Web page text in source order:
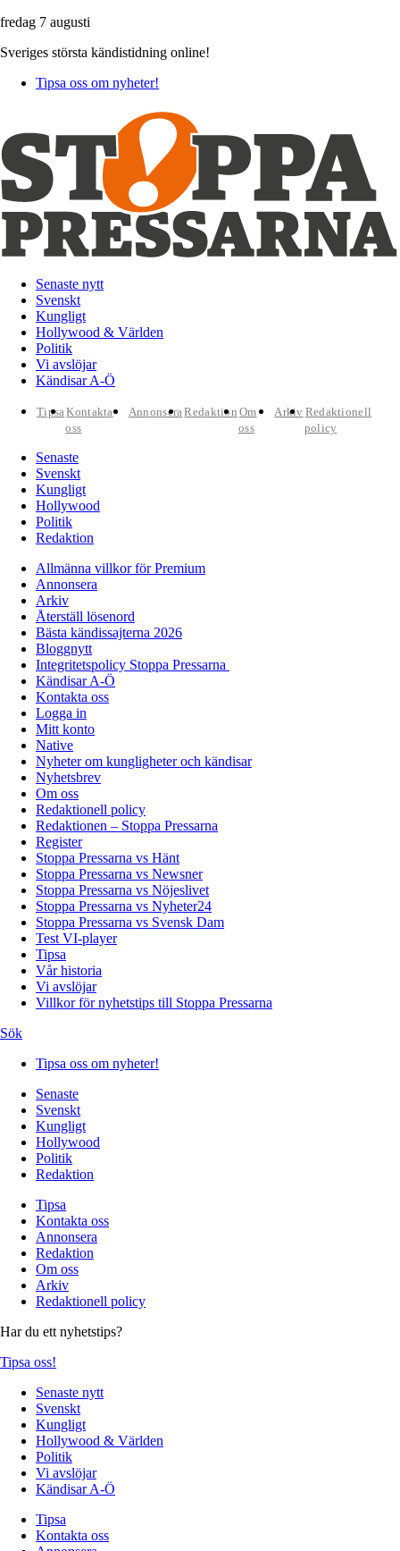
fredag 7 augusti
Sveriges största kändistidning online!
Tipsa oss om nyheter!
Senaste nytt
Svenskt
Kungligt
Hollywood & Världen
Politik
Vi avslöjar
Kändisar A-Ö
TipsaKontakta
oss
AnnonseraRedaktion Om
oss
Arkiv Redaktionell
policy
Senaste
Svenskt
Kungligt
Hollywood
Politik
Redaktion
Allmänna villkor för Premium
Annonsera
Arkiv
Återställ lösenord
Bästa kändissajterna 2026
Bloggnytt
Integritetspolicy Stoppa Pressarna
Kändisar A-Ö
Kontakta oss
Logga in
Mitt konto
Native
Nyheter om kungligheter och kändisar
Nyhetsbrev
Om oss
Redaktionell policy
Redaktionen – Stoppa Pressarna
Register
Stoppa Pressarna vs Hänt
Stoppa Pressarna vs Newsner
Stoppa Pressarna vs Nöjeslivet
Stoppa Pressarna vs Nyheter24
Stoppa Pressarna vs Svensk Dam
Test VI-player
Tipsa
Vår historia
Vi avslöjar
Villkor för nyhetstips till Stoppa Pressarna
Sök
Tipsa oss om nyheter!
Senaste
Svenskt
Kungligt
Hollywood
Politik
Redaktion
Tipsa
Kontakta oss
Annonsera
Redaktion
Om oss
Arkiv
Redaktionell policy
Har du ett nyhetstips?
Tipsa oss!
Senaste nytt
Svenskt
Kungligt
Hollywood & Världen
Politik
Vi avslöjar
Kändisar A-Ö
Tipsa
Kontakta oss